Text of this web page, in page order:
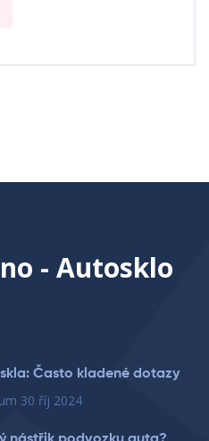
- Autosklo
Často kladené dotazy
30 říj 2024